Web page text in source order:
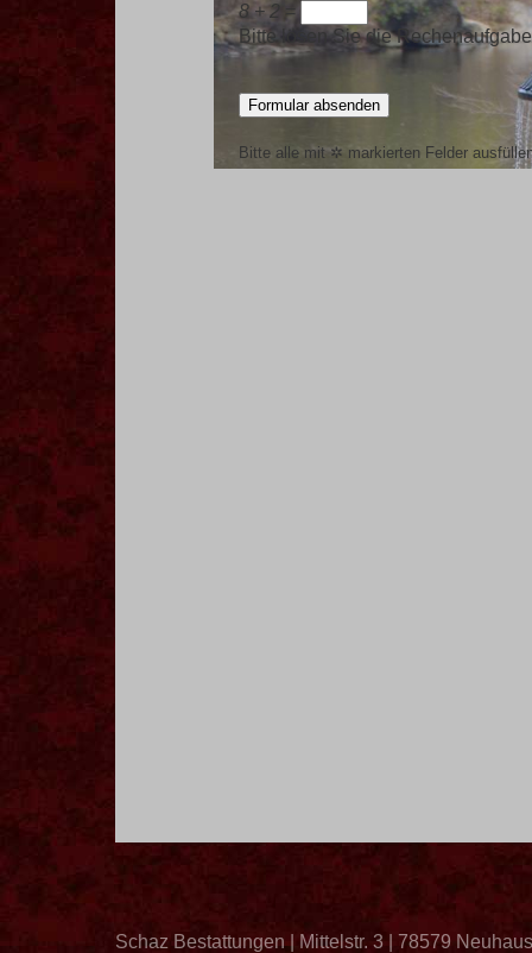
8 + 2 =
Bitte lösen Sie die
Bitte alle mit✲ markierten Felder
Schaz Bestattungen | Mittelstr. 3 | 78579